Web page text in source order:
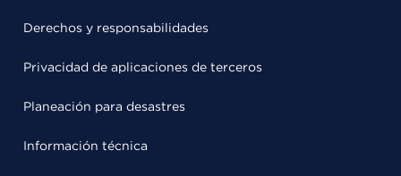
Derechos y responsabilidades
Privacidad de aplicaciones de terceros
Planeación para desastres
Información técnica